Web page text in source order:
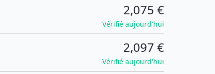
2,075 €
Vérifié aujourd'hui
2,097 €
Vérifié aujourd'hui